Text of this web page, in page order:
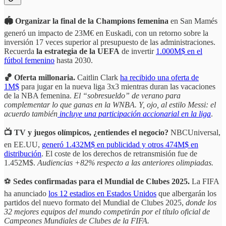
🏟️ Organizar la final de la Champions femenina en San Mamés
generó un impacto de 23M€ en Euskadi, con un retorno sobre la
inversión 17 veces superior al presupuesto de las administraciones.
Recuerda la estrategia de la UEFA de invertir 1.000M$ en el
fútbol femenino hasta 2030.
🏀 Oferta millonaria. Caitlin Clark ha recibido una oferta de
1M$ para jugar en la nueva liga 3x3 mientras duran las vacaciones
de la NBA femenina. El “sobresueldo” de verano para
complementar lo que ganas en la WNBA. Y, ojo, al estilo Messi: el
acuerdo también incluye una participación accionarial en la liga.
📺 TV y juegos olímpicos, ¿entiendes el negocio? NBCUniversal,
en EE.UU, generó 1.432M$ en publicidad y otros 474M$ en
distribución. El coste de los derechos de retransmisión fue de
1.452M$. Audiencias +82% respecto a las anteriores olimpiadas.
⚽ Sedes confirmadas para el Mundial de Clubes 2025. La FIFA
ha anunciado los 12 estadios en Estados Unidos que albergarán los
partidos del nuevo formato del Mundial de Clubes 2025, donde los
32 mejores equipos del mundo competirán por el título oficial de
Campeones Mundiales de Clubes de la FIFA.